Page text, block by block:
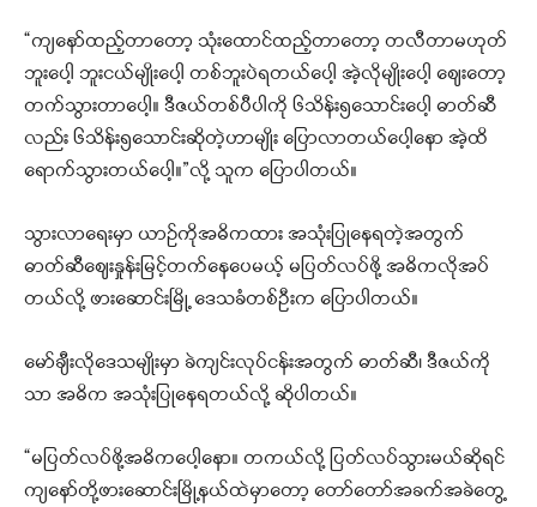
“ကျနော်ထည့်တာတော့ သုံးထောင်ထည့်တာတော့ တလီတာမဟုတ်
ဘူးပေါ့ ဘူးငယ်မျိုးပေါ့ တစ်ဘူးပဲရတယ်ပေါ့ အဲ့လိုမျိုးပေါ့ ဈေးတော့
တက်သွားတာပေါ့။ ဒီဇယ်တစ်ပီပါကို ၆သိန်း၅သောင်းပေါ့ ဓာတ်ဆီ
လည်း ၆သိန်း၅သောင်းဆိုတဲ့ဟာမျိုး ပြောလာတယ်ပေါ့နော အဲ့ထိ
ရောက်သွားတယ်ပေါ့။”လို့ သူက ပြောပါတယ်။
သွားလာရေးမှာ ယာဉ်ကိုအဓိကထား အသုံးပြုနေရတဲ့အတွက်
ဓာတ်ဆီဈေးနှုန်းမြင့်တက်နေပေမယ့် မပြတ်လပ်ဖို့ အဓိကလိုအပ်
တယ်လို့ ဖားဆောင်းမြို့ ဒေသခံတစ်ဦးက ပြောပါတယ်။
မော်ချီးလိုဒေသမျိုးမှာ ခဲကျင်းလုပ်ငန်းအတွက် ဓာတ်ဆီ၊ ဒီဇယ်ကို
သာ အဓိက အသုံးပြုနေရတယ်လို့ ဆိုပါတယ်။
“မပြတ်လပ်ဖို့အဓိကပေါ့နော။ တကယ်လို့ ပြတ်လပ်သွားမယ်ဆိုရင်
ကျနော်တို့ဖားဆောင်းမြို့နယ်ထဲမှာတော့ တော်တော်အခက်အခဲတွေ့